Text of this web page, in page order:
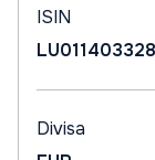
ISIN
Divisa